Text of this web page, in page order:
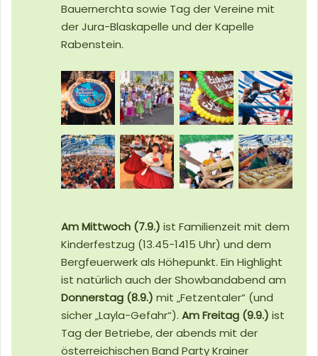
Bauernerchta sowie Tag der Vereine mit
der Jura-Blaskapelle und der Kapelle
Rabenstein.
Am Mittwoch (7.9.) ist Familienzeit mit dem
Kinderfestzug (13.45-1415 Uhr) und dem
Bergfeuerwerk als Höhepunkt. Ein Highlight
ist natürlich auch der Showbandabend am
Donnerstag (8.9.) mit „Fetzentaler“ (und
sicher „Layla-Gefahr“). Am Freitag (9.9.) ist
Tag der Betriebe, der abends mit der
österreichischen Band Party Krainer